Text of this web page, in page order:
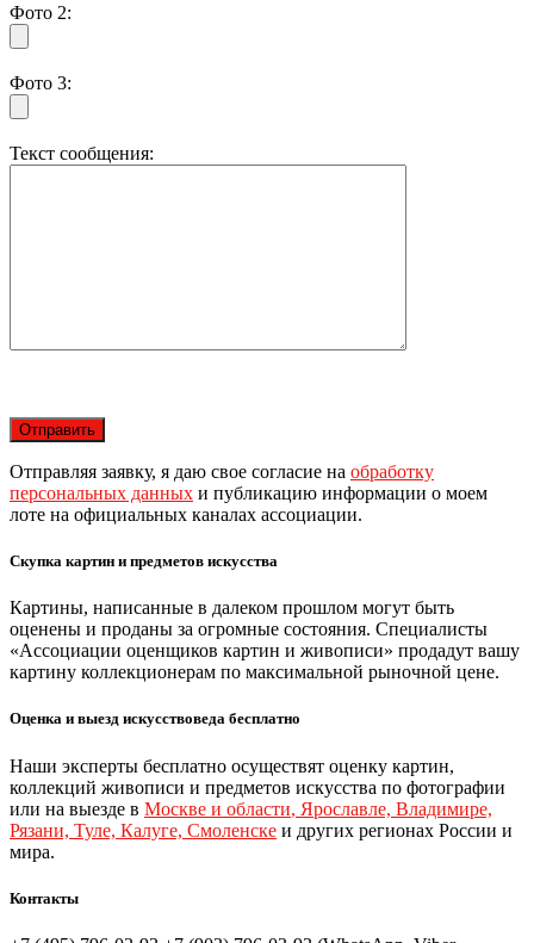
Фото 2:
Фото 3:
Текст сообщения:
Отправляя заявку, я даю свое согласие на обработку
персональных данных и публикацию информации о моем
лоте на официальных каналах ассоциации.
Скупка картин и предметов искусства
Картины, написанные в далеком прошлом могут быть
оценены и проданы за огромные состояния. Специалисты
«Ассоциации оценщиков картин и живописи» продадут вашу
картину коллекционерам по максимальной рыночной цене.
Оценка и выезд искусствоведа бесплатно
Наши эксперты бесплатно осуществят оценку картин,
коллекций живописи и предметов искусства по фотографии
или на выезде в Москве и области, Ярославле, Владимире,
Рязани, Туле, Калуге, Смоленске и других регионах России и
мира.
Контакты